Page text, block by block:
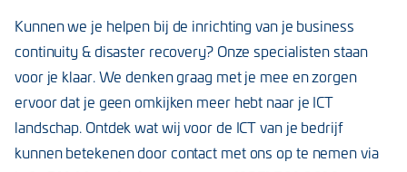
Kunnen we je helpen bij de inrichting van je business
continuity & disaster recovery? Onze specialisten staan
voor je klaar. We denken graag met je mee en zorgen
ervoor dat je geen omkijken meer hebt naar je ICT
landschap. Ontdek wat wij voor de ICT van je bedrijf
kunnen betekenen door contact met ons op te nemen via